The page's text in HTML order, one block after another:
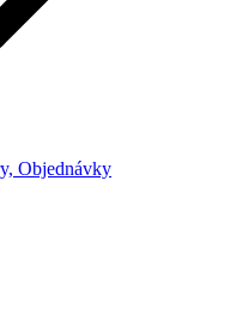
Objednávky